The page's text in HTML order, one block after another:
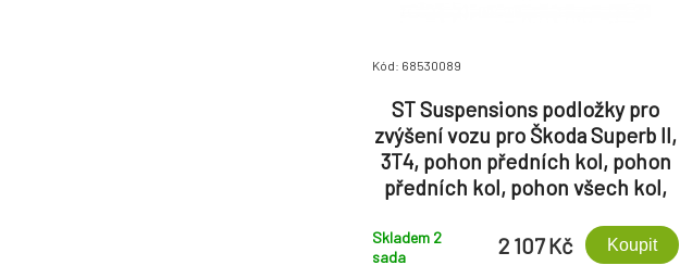
Kód: 68530089
ST Suspensions podložky pro
zvýšení vozu pro Škoda Superb II,
3T4, pohon předních kol, pohon
předních kol, pohon všech kol,
Skladem 2
sada
2 107 Kč Koupit